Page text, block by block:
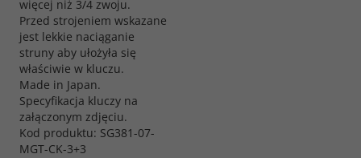
więcej niż 3/4 zwoju.
Przed strojeniem wskazane
jest lekkie naciąganie
struny aby ułożyła się
właściwie w kluczu.
Made in Japan.
Specyfikacja kluczy na
załączonym zdjęciu.
Kod produktu: SG381-07-
MGT-CK-3+3